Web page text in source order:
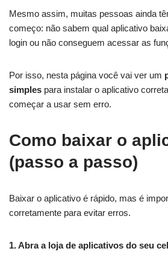
Mesmo assim, muitas pessoas ainda
começo: não sabem qual aplicativo
login ou não conseguem acessar as
Por isso, nesta página você vai ver um
simples para instalar o aplicativo
começar a usar sem erro.
Como baixar o
(passo a passo)
Baixar o aplicativo é rápido, mas é
corretamente para evitar erros.
1. Abra a loja de aplicativos do seu